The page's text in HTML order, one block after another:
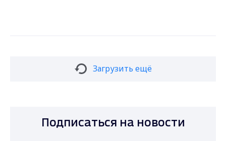
Загрузить ещё
Подписаться на новости